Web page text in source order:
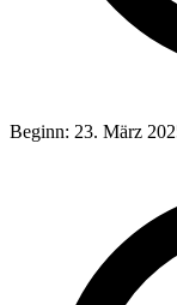
Beginn: 23. März